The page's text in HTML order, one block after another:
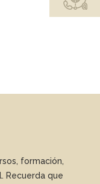
formación,
Recuerda que